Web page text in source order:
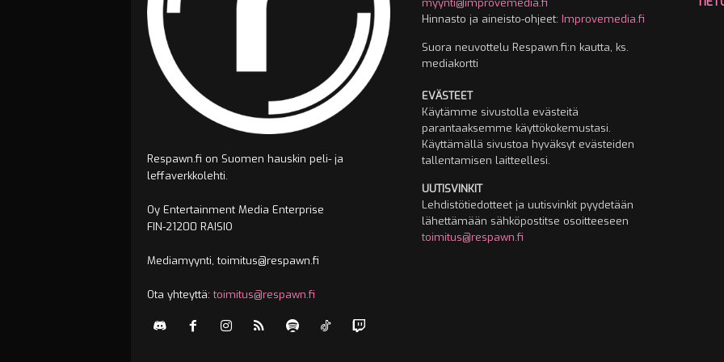
Respawn.fi on Suomen hauskin peli- ja
leffaverkkolehti.
Oy Entertainment Media Enterprise
FIN-21200 RAISIO
Mediamyynti, toimitus@respawn.fi
Ota yhteyttä:toimitus@respawn.fi
myynti@improvemedia.fi
Hinnasto ja aineisto-ohjeet: Improvemedia.fi
Suora neuvottelu Respawn.fi:n kautta, ks.
mediakortti
EVÄSTEET
Käytämme sivustolla evästeitä
parantaaksemme käyttökokemustasi.
Käyttämällä sivustoa hyväksyt evästeiden
tallentamisen laitteellesi.
UUTISVINKIT
Lehdistötiedotteet ja uutisvinkit pyydetään
lähettämään sähköpostitse osoitteeseen
toimitus@respawn.fi